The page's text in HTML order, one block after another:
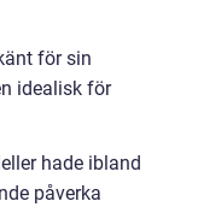
för sin
idealisk för
hade ibland
påverka